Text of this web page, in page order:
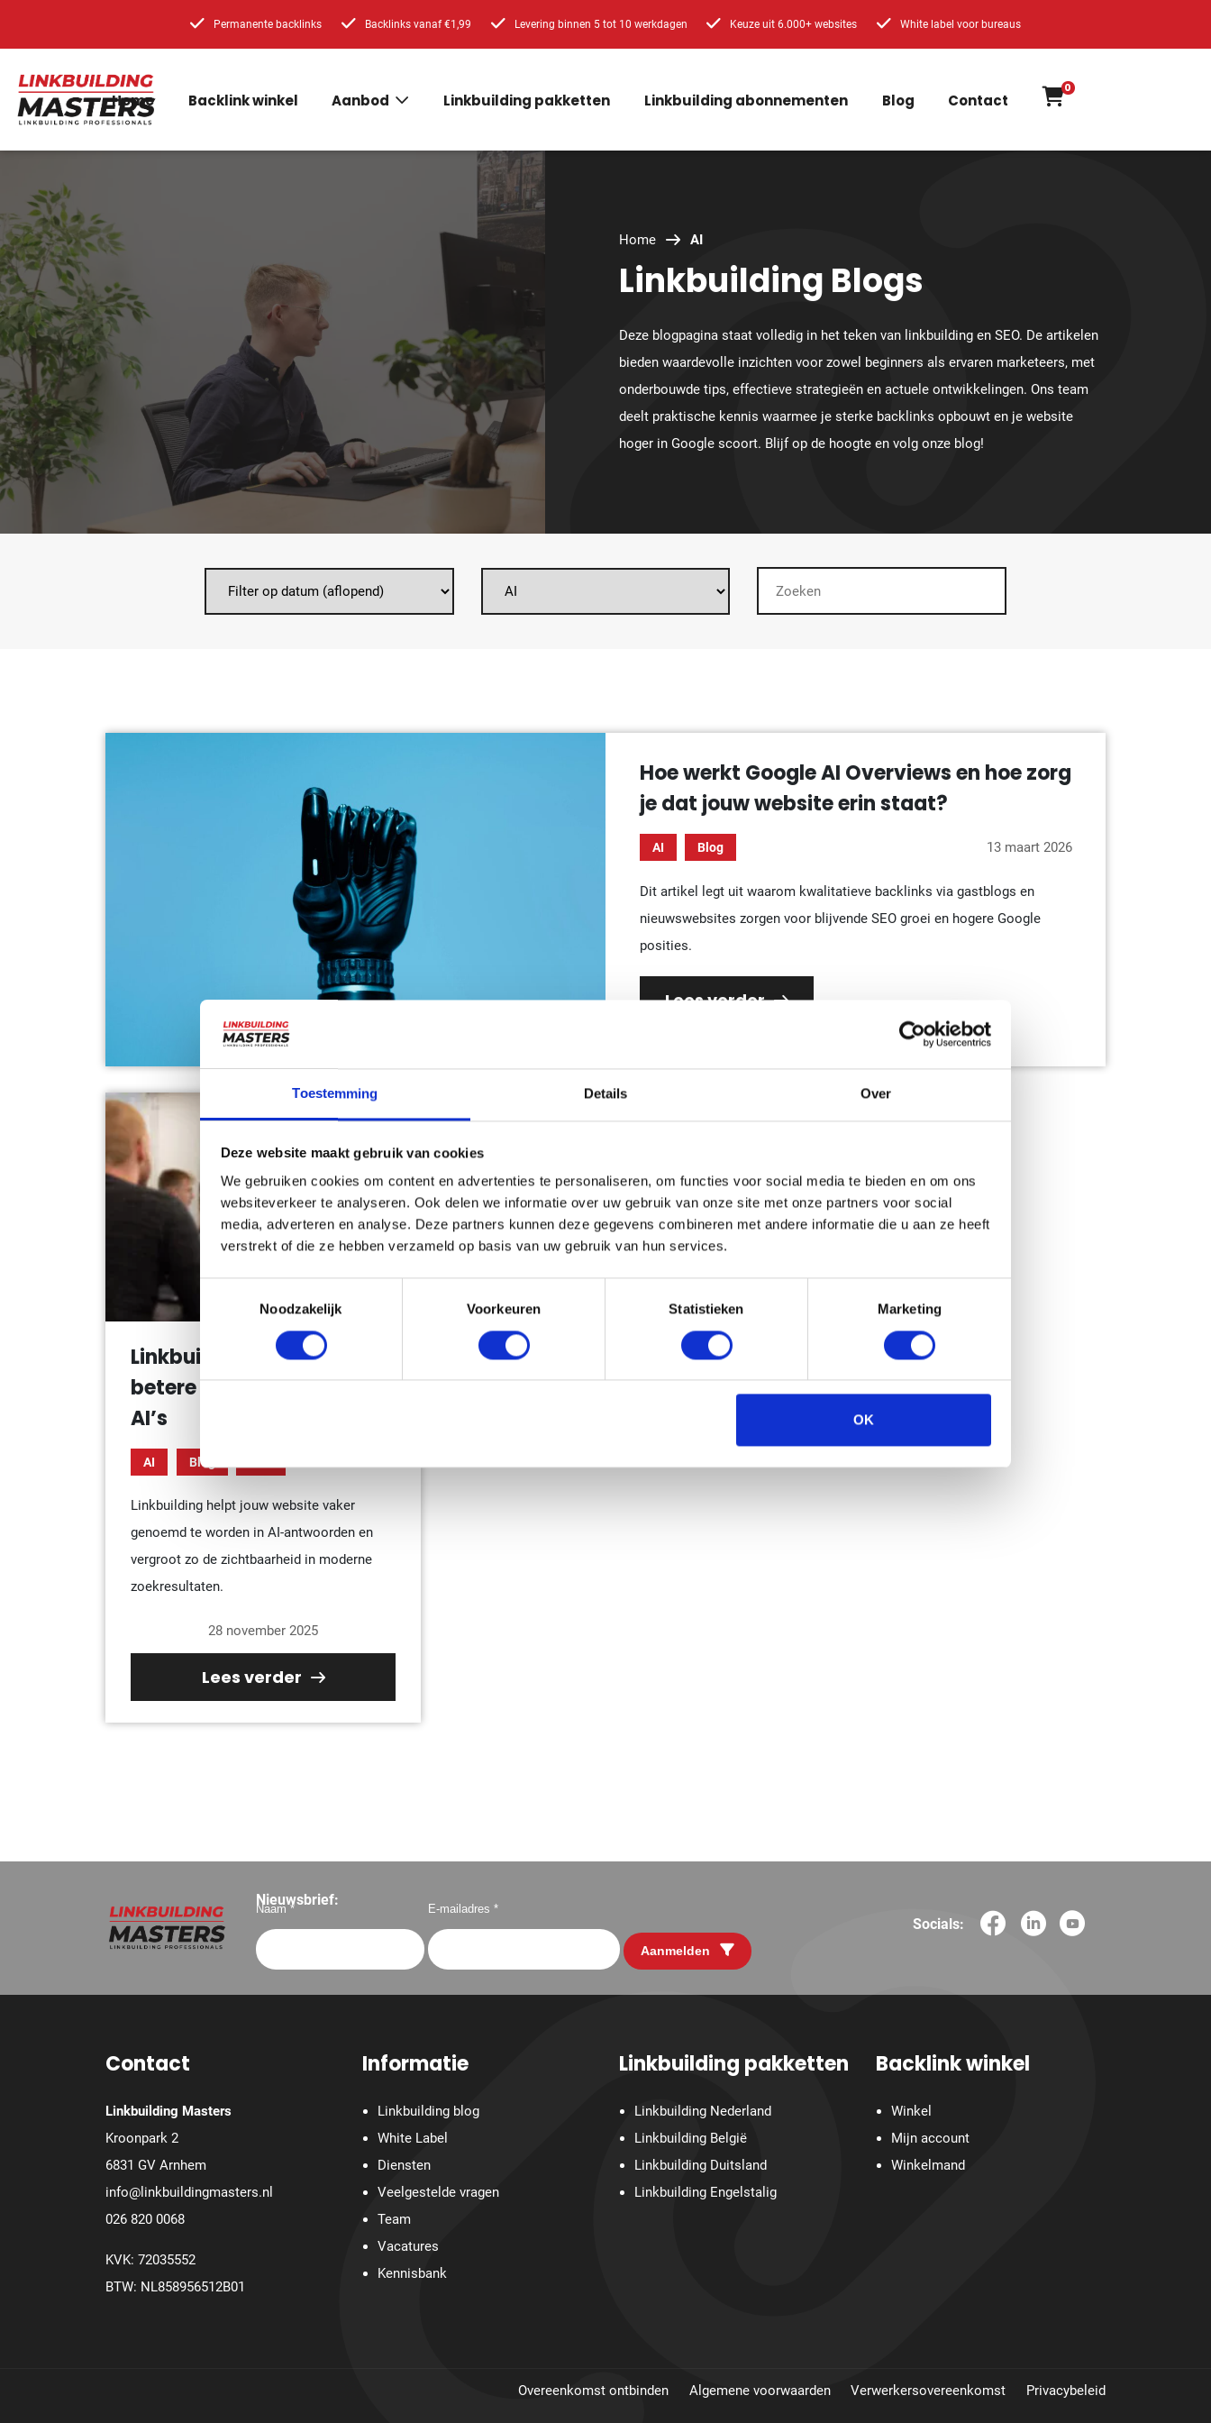
Toestemming Details Over
Deze website maakt gebruik van cookies
We gebruiken cookies om content en advertenties te personaliseren, om functies voor social media te bieden en om ons
websiteverkeer te analyseren. Ook delen we informatie over uw gebruik van onze site met onze partners voor social
media, adverteren en analyse. Deze partners kunnen deze gegevens combineren met andere informatie die u aan ze heeft
verstrekt of die ze hebben verzameld op basis van uw gebruik van hun services.
Noodzakelijk
Voorkeuren Statistieken Marketing
OK
Permanente backlinks Backlinks vanaf €1,99 Levering binnen 5 tot 10 werkdagen Keuze uit 6.000+ websites White label voor bureaus
Home Backlink winkel Aanbod Linkbuilding pakketten Linkbuilding abonnementen Blog Contact
0
Home AI
Linkbuilding Blogs
Deze blogpagina staat volledig in het teken van linkbuilding en SEO. De artikelen
bieden waardevolle inzichten voor zowel beginners als ervaren marketeers, met
onderbouwde tips, effectieve strategieën en actuele ontwikkelingen. Ons team
deelt praktische kennis waarmee je sterke backlinks opbouwt en je website
hoger in Google scoort. Blijf op de hoogte en volg onze blog!
Hoe werkt Google AI Overviews en hoe zorg
je dat jouw website erin staat?
AI Blog 13 maart 2026
Dit artikel legt uit waarom kwalitatieve backlinks via gastblogs en
nieuwswebsites zorgen voor blijvende SEO groei en hogere Google
posities.
Lees verder
Linkbuilding inzetten voor
betere zichtbaarheid in
AI’s
AI Blog
Linkbuilding helpt jouw website vaker
genoemd te worden in AI-antwoorden en
vergroot zo de zichtbaarheid in moderne
zoekresultaten.
Lees verder
28 november 2025
Nieuwsbrief:
Naam * E-mailadres *
Aanmelden
Socials:
Contact
Linkbuilding Masters
Kroonpark 2
6831 GV Arnhem
info@linkbuildingmasters.nl
026 820 0068
KVK: 72035552
BTW: NL858956512B01
Informatie
Linkbuilding blog
White Label
Diensten
Veelgestelde vragen
Team
Vacatures
Kennisbank
Linkbuilding pakketten
Linkbuilding Nederland
Linkbuilding België
Linkbuilding Duitsland
Linkbuilding Engelstalig
Backlink winkel
Winkel
Mijn account
Winkelmand
Overeenkomst ontbinden Algemene voorwaarden Verwerkersovereenkomst Privacybeleid